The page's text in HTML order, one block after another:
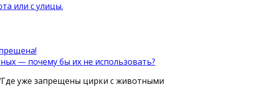
или с улицы.
— почему бы их не использовать?
Где уже запрещены цирки с животными